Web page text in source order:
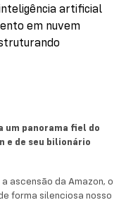
artificial
em nuvem
mais poderosas
acesso sem
integrantes
durante a
panorama fiel do
e de seu bilionário
ascensão da Amazon, o
forma silenciosa nosso